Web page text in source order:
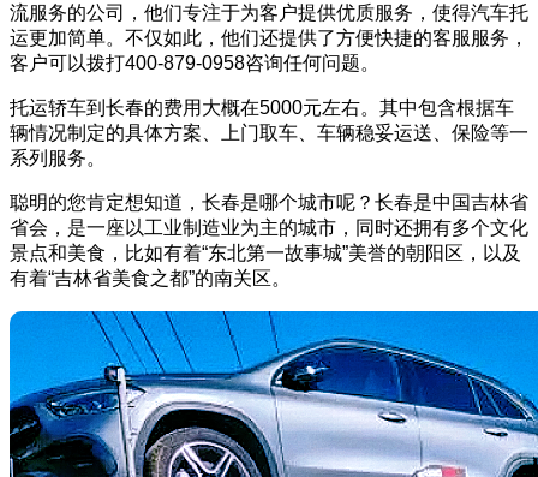
流服务的公司，他们专注于为客户提供优质服务，使得汽车托
运更加简单。不仅如此，他们还提供了方便快捷的客服服务，
客户可以拨打400-879-0958咨询任何问题。
托运轿车到长春的费用大概在5000元左右。其中包含根据车
辆情况制定的具体方案、上门取车、车辆稳妥运送、保险等一
系列服务。
聪明的您肯定想知道，长春是哪个城市呢？长春是中国吉林省
省会，是一座以工业制造业为主的城市，同时还拥有多个文化
景点和美食，比如有着“东北第一故事城”美誉的朝阳区，以及
有着“吉林省美食之都”的南关区。